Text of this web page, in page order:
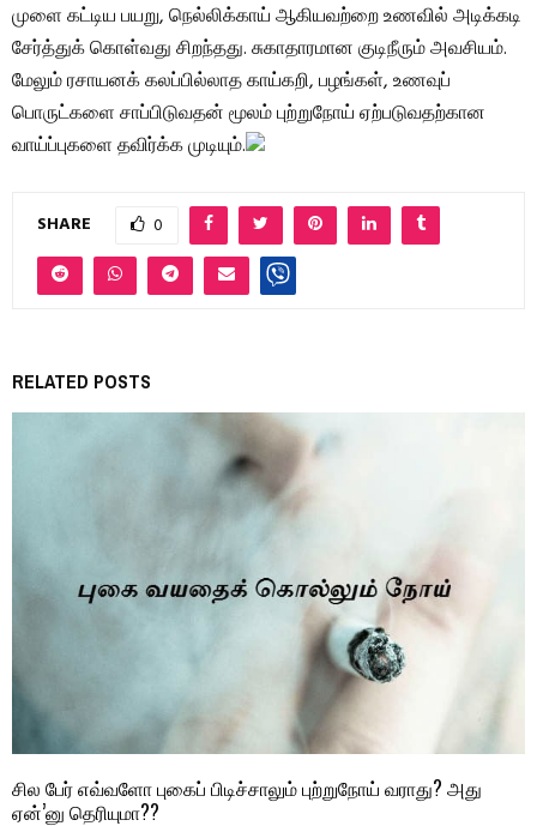
முளை கட்டிய பயறு, நெல்லிக்காய் ஆகியவற்றை உணவில் அடிக்கடி
சேர்த்துக் கொள்வது சிறந்தது. சுகாதாரமான குடிநீரும் அவசியம்.
மேலும் ரசாயனக் கலப்பில்லாத காய்கறி, பழங்கள், உணவுப்
பொருட்களை சாப்பிடுவதன் மூலம் புற்றுநோய் ஏற்படுவதற்கான
வாய்ப்புகளை தவிர்க்க முடியும்.
SHARE 0
RELATED POSTS
சில பேர் எவ்வளோ புகைப் பிடிச்சாலும் புற்றுநோய் வராது? அது
ஏன்’னு தெரியுமா??